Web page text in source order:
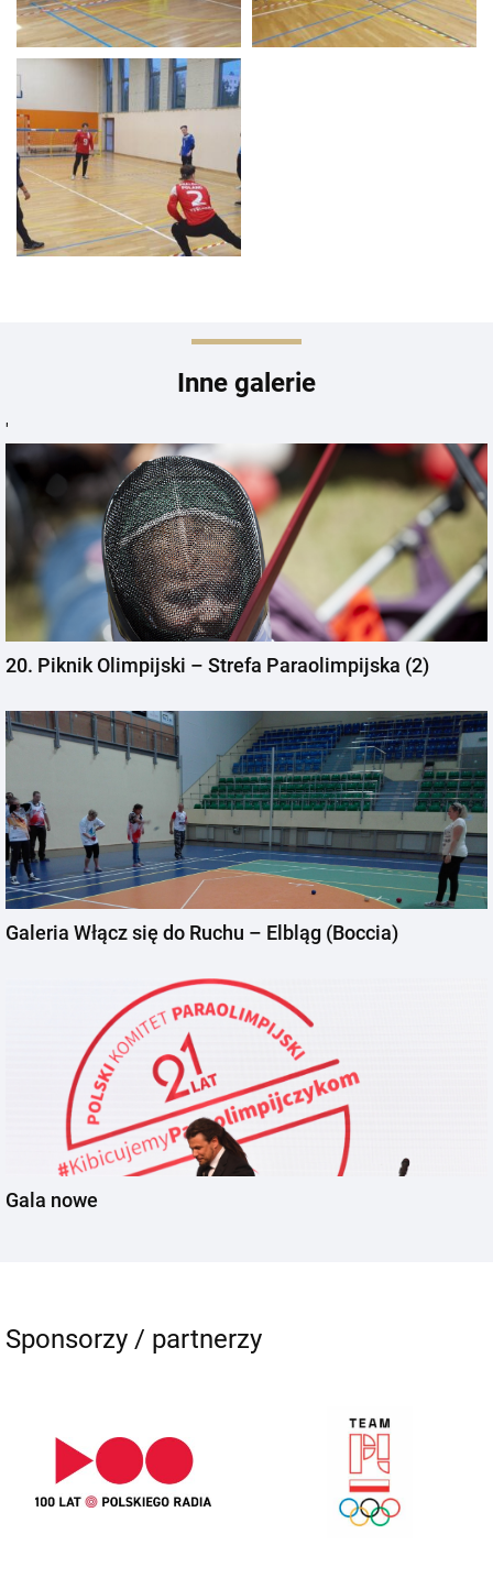
Inne galerie
'
20. Piknik Olimpijski – Strefa Paraolimpijska (2)
Galeria Włącz się do Ruchu – Elbląg (Boccia)
Gala nowe
Sponsorzy / partnerzy